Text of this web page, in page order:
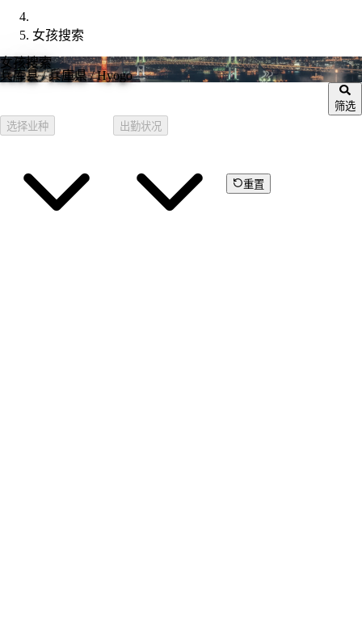
女孩搜索
女孩搜索
兵库县/ 兵庫県 / Hyogo
筛选
选择业种
出勤状况
重置